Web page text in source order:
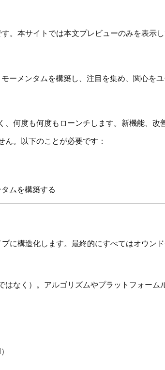
す。本サイトでは本文プレビューのみを表示
ーメンタムを構築し、注目を集め、関心を
何度も何度もローンチします。新機能、
。以下のことが必要です：
ムを構築する
に構造化します。最終的にすべてはオウン
なく）。アルゴリズムやプラットフォーム